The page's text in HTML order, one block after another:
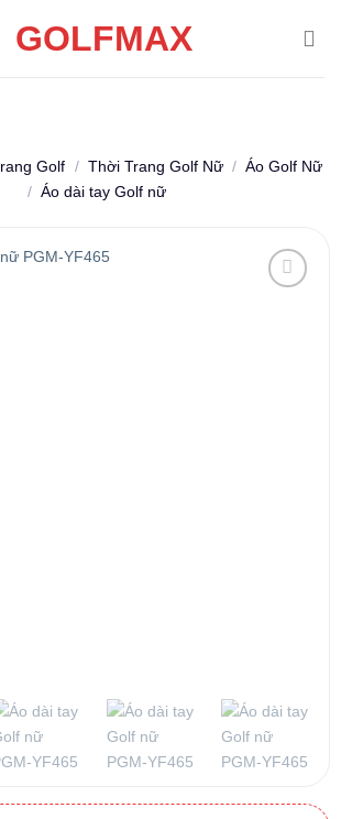
Golf / Thời Trang Golf Nữ / Áo Golf Nữ
/ Áo dài tay Golf nữ